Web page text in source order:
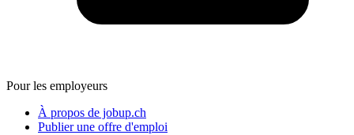
Pour les employeurs
À propos de jobup.ch
Publier une offre d'emploi